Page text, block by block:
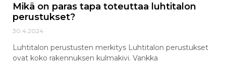
Mikä on paras tapa toteuttaa luhtitalon
perustukset?
30.4.2024
Luhtitalon perustusten merkitys Luhtitalon perustukset
ovat koko rakennuksen kulmakivi. Vankka